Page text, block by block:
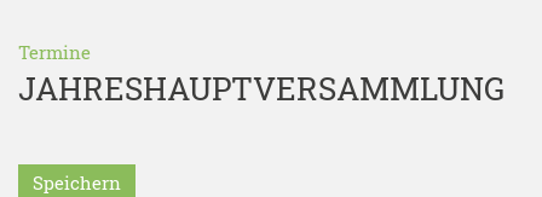
Termine
JAHRESHAUPTVERSAMMLUNG
Speichern